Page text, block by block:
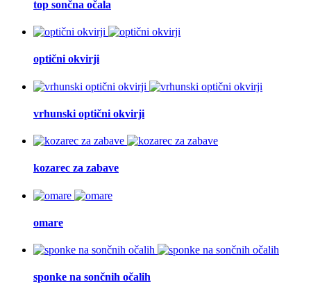
top sončna očala
optični okvirji
vrhunski optični okvirji
kozarec za zabave
omare
sponke na sončnih očalih